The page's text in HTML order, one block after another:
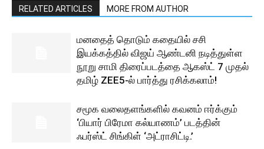
RELATED ARTICLES MORE FROM AUTHOR
மனதைத் தொடும் கதையில் சசி
இயக்கத்தில் விஜய் ஆண்டனி நடித்துள்ள
நூறு சாமி திரைப்படத்தை ஆகஸ்ட் 7 முதல்
தமிழ் ZEE5-ல் பார்த்து ரசிக்கலாம்!
சமூக வலைதளங்களில் கவனம் ஈர்க்கும்
‘பியார் பிரேமா கல்யாணம்’ படத்தின்
ஃபர்ஸ்ட் சிங்கிள் ‘அட்ராசிட்டி.’